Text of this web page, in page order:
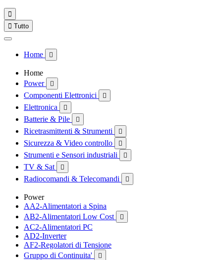

 Tutto
Home 
Home
Power

Componenti Elettronici 
Elettronica 
Batterie & Pile 
Ricetrasmittenti & Strumenti 
Sicurezza & Video controllo 
Strumenti e Sensori industriali 
TV & Sat 
Radiocomandi & Telecomandi 
Power
AA2-Alimentatori a Spina
AB2-Alimentatori Low Cost

AC2-Alimentatori PC
AD2-Inverter
AF2-Regolatori di Tensione
Gruppo di Continuita'
